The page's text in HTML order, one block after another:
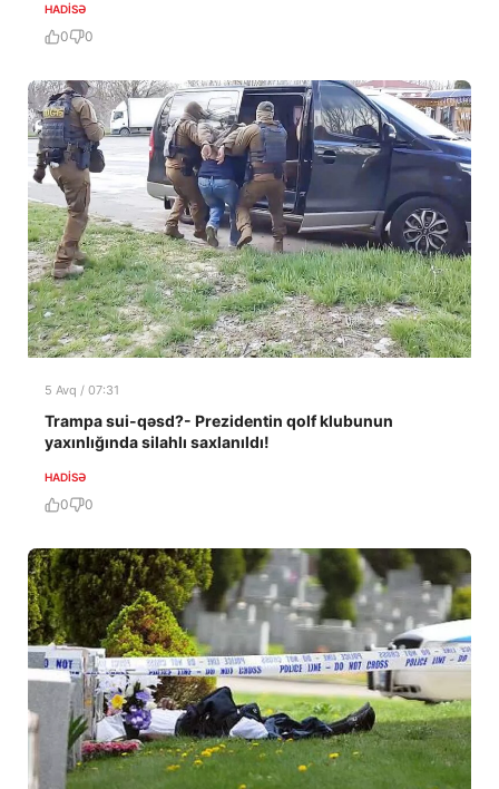
HADISƏ
0 0
5 Avq / 07:31
Trampa sui-qəsd?- Prezidentin qolf klubunun
yaxınlığında silahlı saxlanıldı!
HADISƏ
0 0